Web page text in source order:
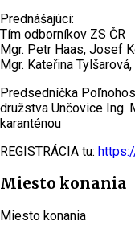
Prednášajúci:
Tím odborníkov ZS ČR
Mgr. Petr Haas, Josef
Mgr. Kateřina
Predsedníčka
družstva Unčovice Ing.
karanténou
REGISTRÁCIA tu:
Miesto konania
Miesto konania